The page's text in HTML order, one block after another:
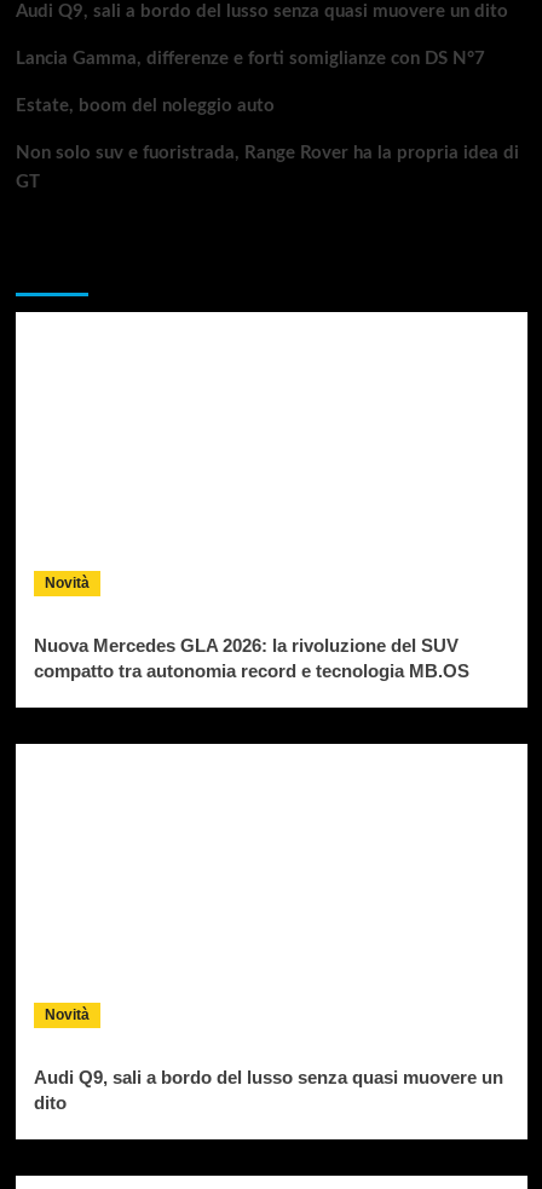
Audi Q9, sali a bordo del lusso senza quasi muovere un dito
Lancia Gamma, differenze e forti somiglianze con DS N°7
Estate, boom del noleggio auto
Non solo suv e fuoristrada, Range Rover ha la propria idea di
GT
Novità
Nuova Mercedes GLA 2026: la rivoluzione del SUV
compatto tra autonomia record e tecnologia MB.OS
Novità
Audi Q9, sali a bordo del lusso senza quasi muovere un
dito